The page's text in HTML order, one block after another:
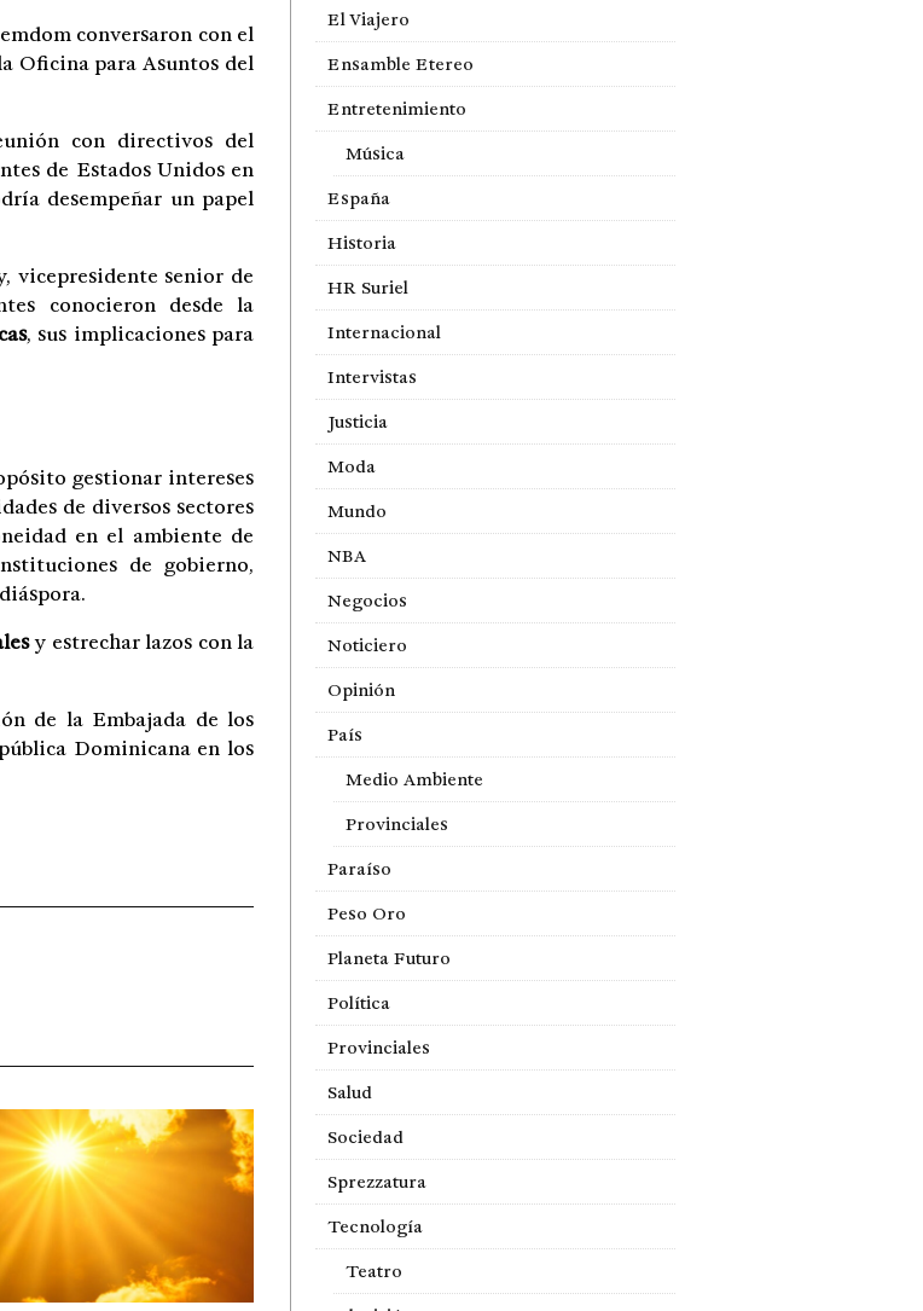
conversaron con el
Oficina para Asuntos del
con directivos del
de Estados Unidos en
desempeñar un papel
vicepresidente senior de
conocieron desde la
, sus implicaciones para
gestionar intereses
de diversos sectores
en el ambiente de
de gobierno,
y estrechar lazos con la
de la Embajada de los
Dominicana en los
El Viajero
Ensamble Etereo
Entretenimiento
Música
España
Historia
HR Suriel
Internacional
Intervistas
Justicia
Moda
Mundo
NBA
Negocios
Noticiero
Opinión
País
Medio Ambiente
Provinciales
Paraíso
Peso Oro
Planeta Futuro
Política
Provinciales
Salud
Sociedad
Sprezzatura
Tecnología
Teatro